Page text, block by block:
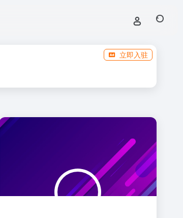
立即入驻